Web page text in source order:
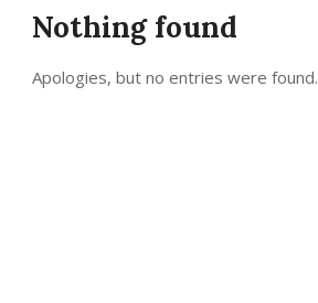
Nothing found
Apologies, but no entries were found.